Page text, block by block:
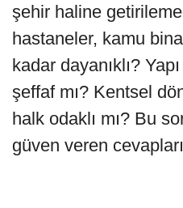
şehir haline
hastaneler, kamu
kadar dayanıklı?
şeffaf mı? Kentsel
halk odaklı mı? Bu
güven veren